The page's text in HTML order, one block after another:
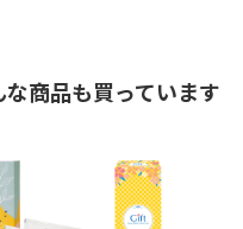
商品も買っています